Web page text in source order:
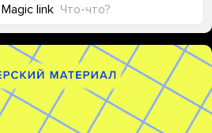
Magic link Что-что?